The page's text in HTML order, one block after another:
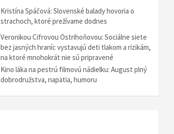
Kristína Spáčová: Slovenské balady hovoria o
strachoch, ktoré prežívame dodnes
Veronikou Cifrovou Ostrihoňovou: Sociálne siete
bez jasných hraníc vystavujú deti tlakom a rizikám,
na ktoré mnohokrát nie sú pripravené
Kino láka na pestrú filmovú nádielku: August plný
dobrodružstva, napätia, humoru